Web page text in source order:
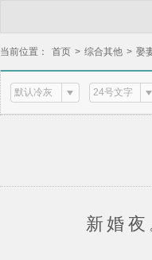
当前位置： 首页 > 综合其他 > 娶
默认冷灰 24号文字
新婚夜